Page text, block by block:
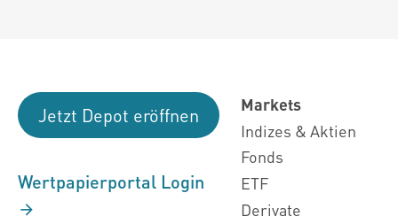
Jetzt Depot eröffnen
Wertpapierportal Login
Markets
Indizes & Aktien
Fonds
ETF
Derivate